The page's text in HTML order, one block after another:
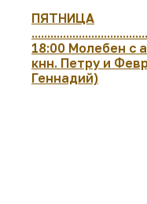
ПЯТНИЦА
18:00 Молебен с
кнн. Петру и
Геннадий)